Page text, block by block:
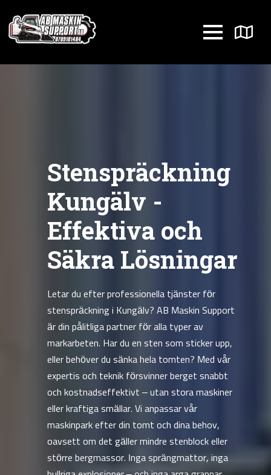
Stenspräckning
Kungälv -
Effektiva och
Säkra Lösningar
Letar du efter professionella tjänster för
stenspräckning i Kungälv? AB Maskin Support
är din pålitliga partner för alla typer av
markarbeten. Har du en sten som sticker upp,
eller behöver du sänka hela tomten? Med vår
expertis och teknik försvinner berget snabbt
och kostnadseffektivt – utan stora maskiner
eller kraftiga smällar. Vi anpassar vår
maskinpark efter din tomt och dina behov,
oavsett om det gäller mindre stenblock eller
större bergmassor. Inga sprängmattor, inga